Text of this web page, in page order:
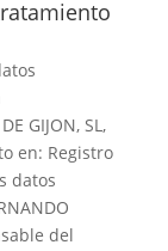
GIJON, SL,
en: Registro
datos
del